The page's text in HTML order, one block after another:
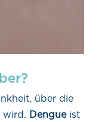
über die
wird. Dengue ist